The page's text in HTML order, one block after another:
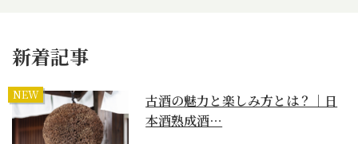
新着記事
NEW
古酒の魅力と楽しみ方とは？｜日
本酒熟成酒…